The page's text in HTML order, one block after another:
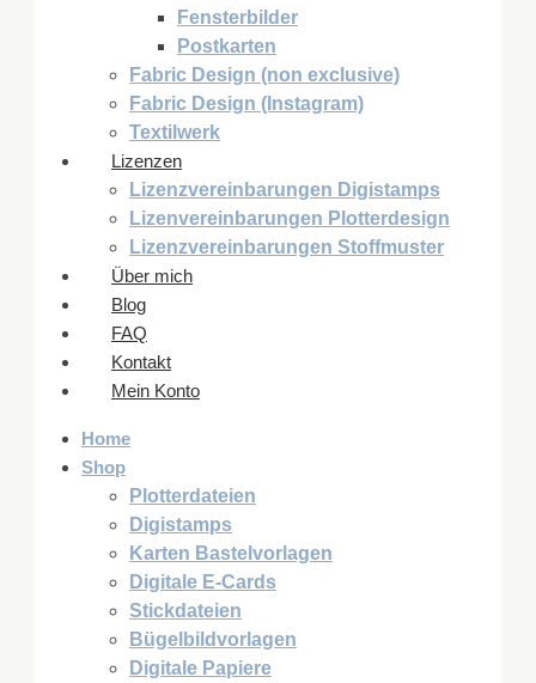
Fensterbilder
Postkarten
Fabric Design (non exclusive)
Fabric Design (Instagram)
Textilwerk
Lizenzen
Lizenzvereinbarungen Digistamps
Lizenvereinbarungen Plotterdesign
Lizenzvereinbarungen Stoffmuster
Über mich
Blog
FAQ
Kontakt
Mein Konto
Home
Shop
Plotterdateien
Digistamps
Karten Bastelvorlagen
Digitale E-Cards
Stickdateien
Bügelbildvorlagen
Digitale Papiere